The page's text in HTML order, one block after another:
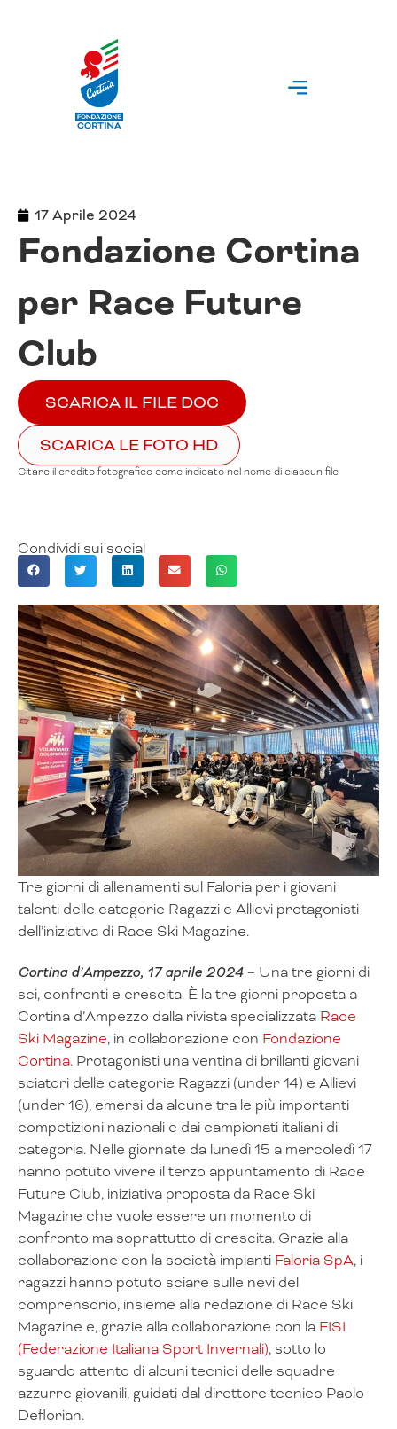
17 Aprile 2024
Fondazione Cortina
per Race Future
Club
SCARICA IL FILE DOC
SCARICA LE FOTO HD
Citare il credito fotografico come indicato nel nome di ciascun file
Condividi sui social
Tre giorni di allenamenti sul Faloria per i giovani
talenti delle categorie Ragazzi e Allievi protagonisti
dell’iniziativa di Race Ski Magazine.
Cortina d’Ampezzo, 17 aprile 2024 – Una tre giorni di
sci, confronti e crescita. È la tre giorni proposta a
Cortina d’Ampezzo dalla rivista specializzata Race
Ski Magazine, in collaborazione con Fondazione
Cortina. Protagonisti una ventina di brillanti giovani
sciatori delle categorie Ragazzi (under 14) e Allievi
(under 16), emersi da alcune tra le più importanti
competizioni nazionali e dai campionati italiani di
categoria. Nelle giornate da lunedì 15 a mercoledì 17
hanno potuto vivere il terzo appuntamento di Race
Future Club, iniziativa proposta da Race Ski
Magazine che vuole essere un momento di
confronto ma soprattutto di crescita. Grazie alla
collaborazione con la società impianti Faloria SpA, i
ragazzi hanno potuto sciare sulle nevi del
comprensorio, insieme alla redazione di Race Ski
Magazine e, grazie alla collaborazione con la FISI
(Federazione Italiana Sport Invernali), sotto lo
sguardo attento di alcuni tecnici delle squadre
azzurre giovanili, guidati dal direttore tecnico Paolo
Deflorian.